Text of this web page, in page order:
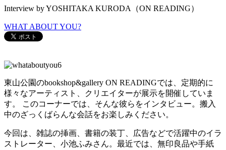
Interview by YOSHITAKA KURODA（ON READING）
WHAT ABOUT YOU?
東山公園のbookshop&gallery ON READINGでは、定期的に
様々なアーティスト、クリエイターが展示を開催していま
す。 このコーナーでは、そんな彼らをインタビュー。搬入
中のざっくばらんな会話をお楽しみください。
今回は、雑誌の挿画、書籍の装丁、広告などで活躍中のイラ
ストレーター、小池ふみさん。最近では、無印良品や手紙